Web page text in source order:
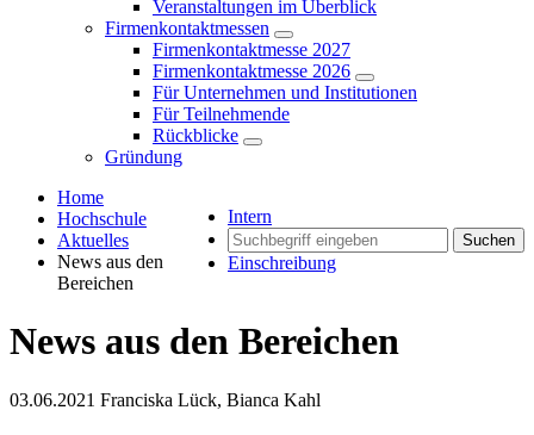
Veranstaltungen im Überblick
Firmenkontaktmessen
Firmenkontaktmesse 2027
Firmenkontaktmesse 2026
Für Unternehmen und Institutionen
Für Teilnehmende
Rückblicke
Gründung
Intern
Suchen
Einschreibung
Home
Hochschule
Aktuelles
News aus den
Bereichen
News aus den Bereichen
03.06.2021 Franciska Lück, Bianca Kahl